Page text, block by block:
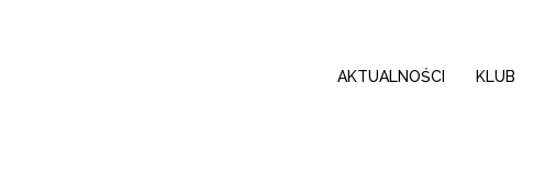
AKTUALNOŚCI KLUB